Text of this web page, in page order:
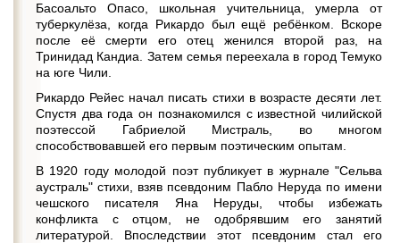
Басоальто Опасо, школьная учительница, умерла от
туберкулёза, когда Рикардо был ещё ребёнком. Вскоре
после её смерти его отец женился второй раз, на
Тринидад Кандиа. Затем семья переехала в город Темуко
на юге Чили.
Рикардо Рейес начал писать стихи в возрасте десяти лет.
Спустя два года он познакомился с известной чилийской
поэтессой Габриелой Мистраль, во многом
способствовавшей его первым поэтическим опытам.
В 1920 году молодой поэт публикует в журнале "Сельва
аустраль" стихи, взяв псевдоним Пабло Неруда по имени
чешского писателя Яна Неруды, чтобы избежать
конфликта с отцом, не одобрявшим его занятий
литературой. Впоследствии этот псевдоним стал его